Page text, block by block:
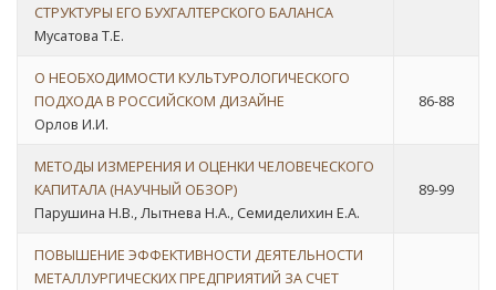
СТРУКТУРЫ ЕГО БУХГАЛТЕРСКОГО БАЛАНСА
Мусатова Т.Е.
О НЕОБХОДИМОСТИ КУЛЬТУРОЛОГИЧЕСКОГО
ПОДХОДА В РОССИЙСКОМ ДИЗАЙНЕ
Орлов И.И.
86-88
МЕТОДЫ ИЗМЕРЕНИЯ И ОЦЕНКИ ЧЕЛОВЕЧЕСКОГО
КАПИТАЛА (НАУЧНЫЙ ОБЗОР)
Парушина Н.В., Лытнева Н.А., Семиделихин Е.А.
89-99
ПОВЫШЕНИЕ ЭФФЕКТИВНОСТИ ДЕЯТЕЛЬНОСТИ
МЕТАЛЛУРГИЧЕСКИХ ПРЕДПРИЯТИЙ ЗА СЧЕТ